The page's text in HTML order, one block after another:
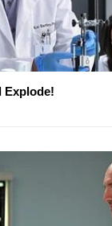
Explode!